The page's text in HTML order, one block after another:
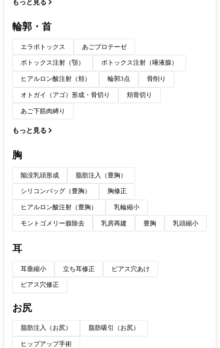
もっと見る
輪郭・首
エラボトックス あごプロテーゼ
ボトックス注射（顎） ボトックス注射（唾液腺）
ヒアルロン酸注射（頬） 輪郭3点 骨削り
オトガイ（アゴ）形成・骨切り 頬骨切り
あご下筋肉縛り
もっと見る
胸
陥没乳頭形成 脂肪注入（豊胸）
シリコンバッグ（豊胸） 胸修正
ヒアルロン酸注射（豊胸） 乳輪縮小
モントゴメリー腺除去 乳房再建 豊胸 乳頭縮小
耳
耳垂縮小 立ち耳修正 ピアス穴あけ
ピアス穴修正
お尻
脂肪注入（お尻） 脂肪吸引（お尻）
ヒップアップ手術